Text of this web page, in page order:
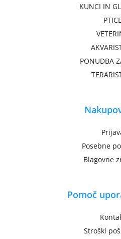
KUNCI IN
PTICE
PONUDBA
Posebne
Blagovne
Pomoč
Stroški